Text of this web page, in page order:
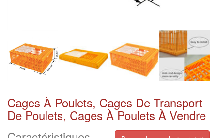
Cages À Poulets, Cages De Transport
De Poulets, Cages À Poulets À Vendre